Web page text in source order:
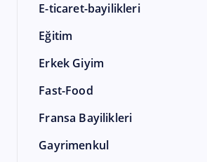
E-ticaret-bayilikleri
Eğitim
Erkek Giyim
Fast-Food
Fransa Bayilikleri
Gayrimenkul